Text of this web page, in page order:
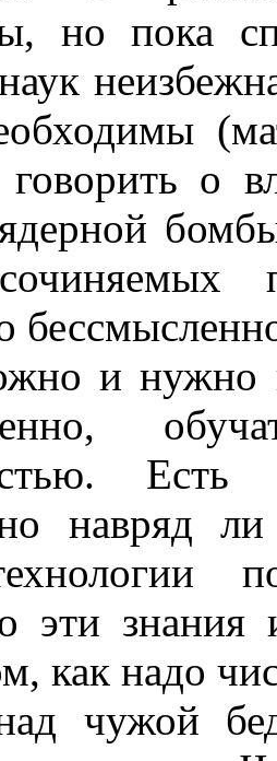
но пока
о
и нужно
Есть
навряд
эти
как надо
чужой